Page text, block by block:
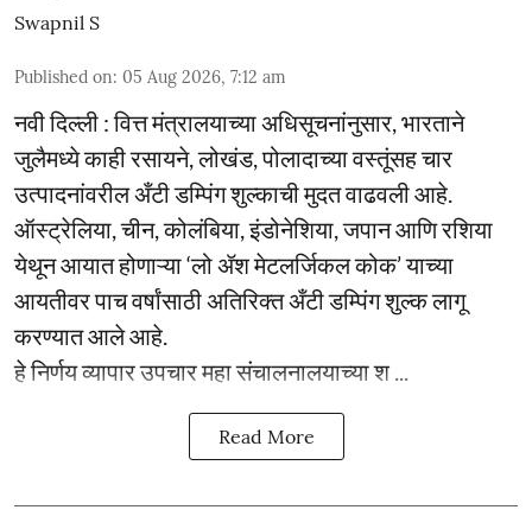
Swapnil S
Published on: 05 Aug 2026, 7:12 am
नवी दिल्ली : वित्त मंत्रालयाच्या अधिसूचनांनुसार, भारताने
जुलैमध्ये काही रसायने, लोखंड, पोलादाच्या वस्तूंसह चार
उत्पादनांवरील अँटी डम्पिंग शुल्काची मुदत वाढवली आहे.
ऑस्ट्रेलिया, चीन, कोलंबिया, इंडोनेशिया, जपान आणि रशिया
येथून आयात होणाऱ्या ‘लो ॲश मेटलर्जिकल कोक’ याच्या
आयतीवर पाच वर्षांसाठी अतिरिक्त अँटी डम्पिंग शुल्क लागू
करण्यात आले आहे.
हे निर्णय व्यापार उपचार महा संचालनालयाच्या श ...
Read More